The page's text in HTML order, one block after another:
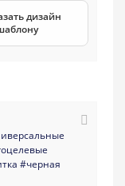
дизайн
#черная